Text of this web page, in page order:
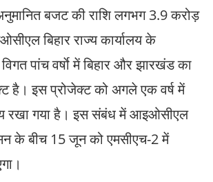
बजट की राशि लगभग 3.9 करोड़
बिहार राज्य कार्यालय के
पांच वर्षाे में बिहार और झारखंड का
है। इस प्रोजेक्ट को अगले एक वर्ष में
रखा गया है। इस संबंध में आइओसीएल
के बीच 15 जून को एमसीएच-2 में